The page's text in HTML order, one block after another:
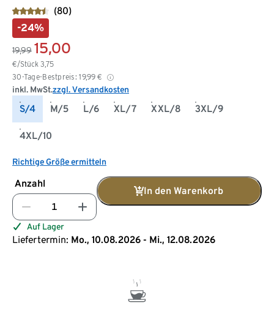
(80)
-24%
19,99 15,00
€/Stück 3,75
30-Tage-Bestpreis: 19,99 €
inkl. MwSt.zzgl. Versandkosten
S/4 M/5 L/6 XL/7 XXL/8 3XL/9
4XL/10
Richtige Größe ermitteln
Anzahl
In den Warenkorb
Auf Lager
Liefertermin: Mo., 10.08.2026 - Mi., 12.08.2026